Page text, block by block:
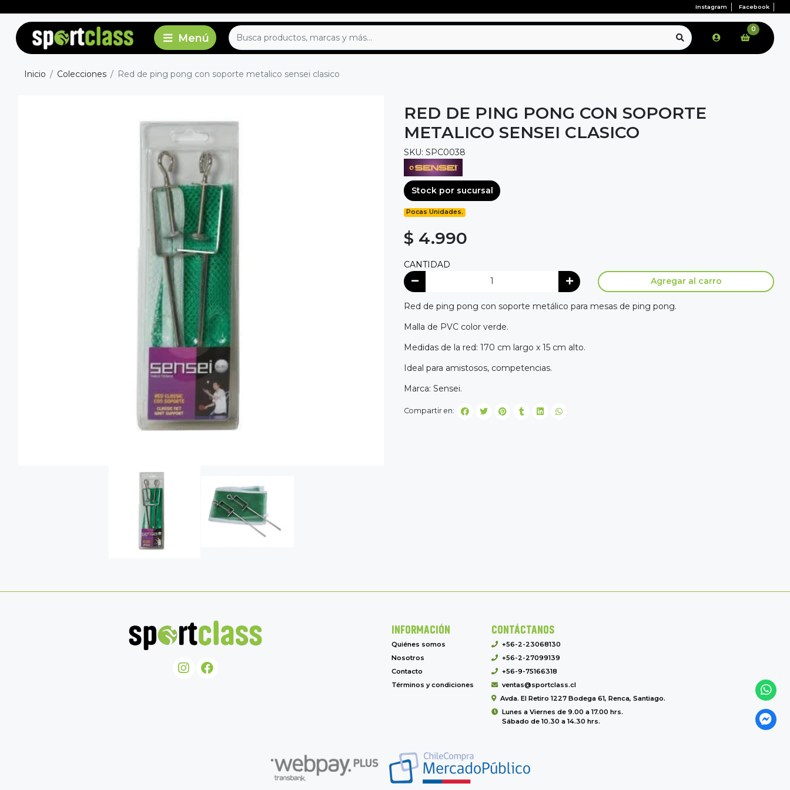
Instagram Facebook
0
Inicio Colecciones Red de ping pong con soporte metalico sensei clasico
RED DE PING PONG CON SOPORTE
METALICO SENSEI CLASICO
SKU: SPC0038
Stock por sucursal
Pocas Unidades.
$ 4.990
CANTIDAD
Agregar al carro
Red de ping pong con soporte metálico para mesas de ping pong.
Malla de PVC color verde.
Medidas de la red: 170 cm largo x 15 cm alto.
Ideal para amistosos, competencias.
Marca: Sensei.
Compartir en:
INFORMACIÓN
Quiénes somos
Nosotros
Contacto
Términos y condiciones
CONTÁCTANOS
+56-2-23068130
+56-2-27099139
+56-9-75166318
ventas@sportclass.cl
Avda. El Retiro 1227 Bodega 61, Renca, Santiago.
Lunes a Viernes de 9.00 a 17.00 hrs.
Sábado de 10.30 a 14.30 hrs.